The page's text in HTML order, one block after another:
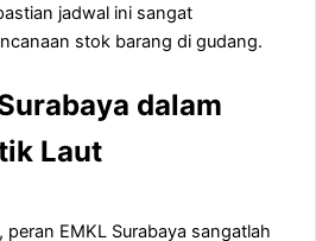
jadwal ini sangat
stok barang di gudang.
dalam
Laut
peran EMKL Surabaya sangatlah